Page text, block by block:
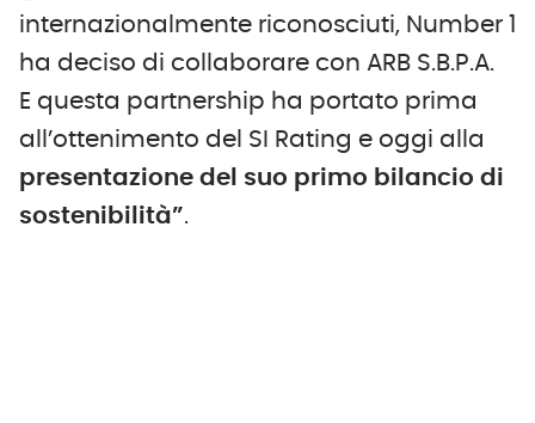
internazionalmente riconosciuti, Number 1
ha deciso di collaborare con ARB S.B.P.A.
E questa partnership ha portato prima
all’ottenimento del SI Rating e oggi alla
presentazione del suo primo bilancio di
sostenibilità”.